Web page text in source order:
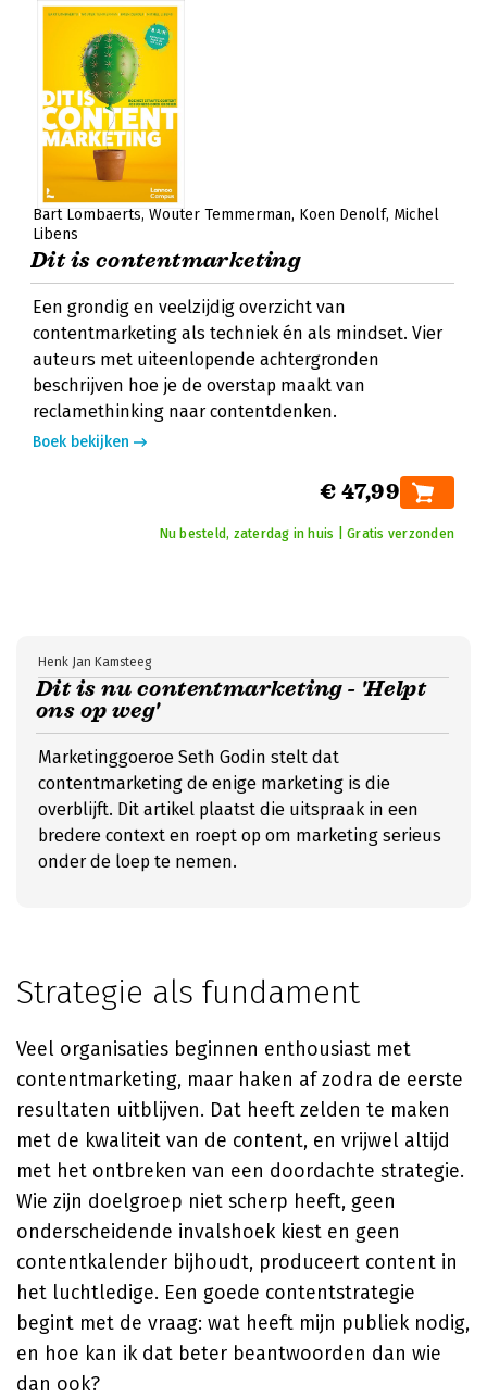
Bart Lombaerts Wouter Temmerman Koen Denolf Michel
Libens
Dit is contentmarketing
Een grondig en veelzijdig overzicht van
contentmarketing als techniek én als mindset. Vier
auteurs met uiteenlopende achtergronden
beschrijven hoe je de overstap maakt van
reclamethinking naar contentdenken.
Boek bekijken
€ 47,99
Nu besteld, zaterdag in huis | Gratis verzonden
Dit is nu contentmarketing - 'Helpt
ons op weg'
Henk Jan Kamsteeg
Marketinggoeroe Seth Godin stelt dat
contentmarketing de enige marketing is die
overblijft. Dit artikel plaatst die uitspraak in een
bredere context en roept op om marketing serieus
onder de loep te nemen.
Strategie als fundament
Veel organisaties beginnen enthousiast met
contentmarketing, maar haken af zodra de eerste
resultaten uitblijven. Dat heeft zelden te maken
met de kwaliteit van de content, en vrijwel altijd
met het ontbreken van een doordachte strategie.
Wie zijn doelgroep niet scherp heeft, geen
onderscheidende invalshoek kiest en geen
contentkalender bijhoudt, produceert content in
het luchtledige. Een goede contentstrategie
begint met de vraag: wat heeft mijn publiek nodig,
en hoe kan ik dat beter beantwoorden dan wie
dan ook?